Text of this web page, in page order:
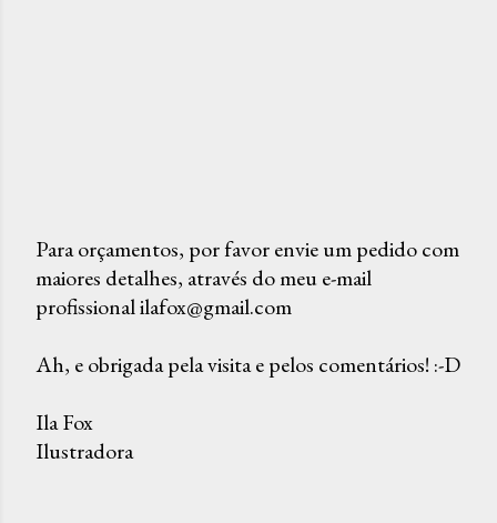
P
o
t
r
u
Para orçamentos, por favor envie um pedido com
maiores detalhes, através do meu e-mail
profissional ilafox@gmail.com
Ah, e obrigada pela visita e pelos comentários! :-D
Ila Fox
Ilustradora